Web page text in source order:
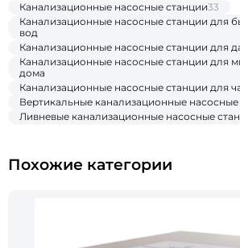
Канализационные насосные станции33
Канализационные насосные станции для
вод
Канализационные насосные станции для
Канализационные насосные станции для
дома
Канализационные насосные станции для
Вертикальные канализационные насосные
Ливневые канализационные насосные
Похожие категории